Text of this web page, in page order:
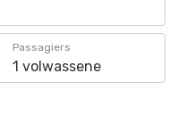
Passagiers
1 volwassene